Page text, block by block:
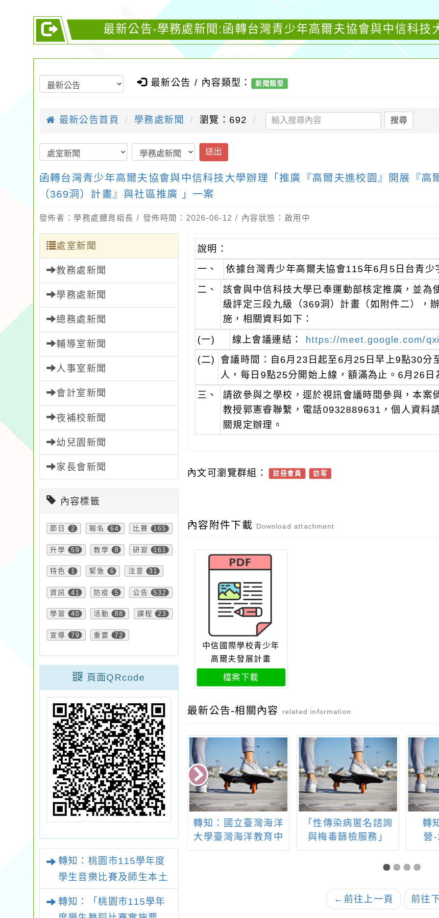
最新公告-學務處新聞:函轉台灣青少年高爾夫協會與中信科技
最新公告 / 內容類型： 新聞類型
最新公告首頁 學務處新聞 瀏覽：692 搜尋
送出
函轉台灣青少年高爾夫協會與中信科技大學辦理「推廣『高爾夫進校園』開展『高
（369洞）計畫』與社區推廣 」一案
發佈者：學務處體育組長 / 發佈時間：2026-06-12 / 內容狀態：啟用中
處室新聞
教務處新聞
學務處新聞
總務處新聞
輔導室新聞
人事室新聞
會計室新聞
夜補校新聞
幼兒園新聞
家長會新聞
內容標籤
節日 2 報名 64 比賽 165
升學 59 教學 8 研習 161
特色 1 緊急 6 注意 31
資訊 41 防疫 5 公告 532
學習 40 活動 88 課程 23
宣導 79 重要 72
頁面QRcode
轉知：桃園市115學年度
學生音樂比賽及師生本土
轉知：「桃園市115學年
說明：
一、
依據台灣青少年高爾夫協會115年6月5日台青少
二、
該會與中信科技大學已奉運動部核定推廣，並為
級評定三段九級（369洞）計畫（如附件二），
施，相關資料如下：
(一) 線上會議連結： https://meet.google.com/
(二)
會議時間：自6月23日起至6月25日早上9點30分
人，每日9點25分開始上線，額滿為止。6月26日
三、 請欲參與之學校，逕於視訊會議時間參與，本案
教授郭憲睿聯繫，電話0932889631，個人資料
關規定辦理。
內文可瀏覽群組： 註冊會員 訪客
內容附件下載 Download attachment
中信國際學校青少年
高爾夫發展計畫
檔案下載
最新公告-相關內容 related information
2025桃漫大
畫徵件比賽」
「2026牛奶盒再生設
計大賽」
轉知：國立臺灣海洋
大學臺灣海洋教育中
心辦理115年度「基礎
「性傳染病匿名諮詢
與梅毒篩檢服務」
轉
營
← 前往上一頁 前往